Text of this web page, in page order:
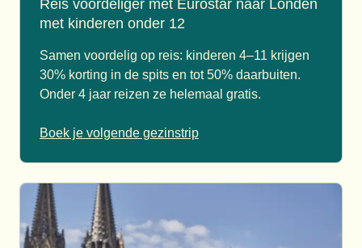
Reis voordeliger met Eurostar naar Londen
met kinderen onder 12
Samen voordelig op reis: kinderen 4–11 krijgen
30% korting in de spits en tot 50% daarbuiten.
Onder 4 jaar reizen ze helemaal gratis.
Boek je volgende gezinstrip